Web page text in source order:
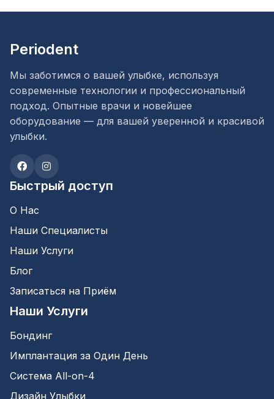
Periodent
Мы заботимся о вашей улыбке, используя
современные технологии и профессиональный
подход. Опытные врачи и новейшее
оборудование — для вашей уверенной и красивой
улыбки.
Быстрый доступ
О Нас
Наши Специалисты
Наши Услуги
Блог
Записаться на Приём
Наши Услуги
Бондинг
Имплантация за Один День
Система All-on-4
Дизайн Улыбки